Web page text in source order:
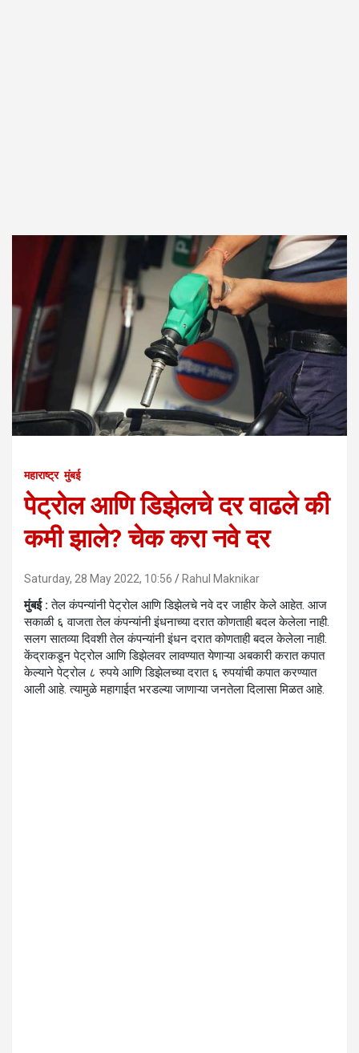
महाराष्ट्र मुंबई
पेट्रोल आणि डिझेलचे दर वाढले की
कमी झाले? चेक करा नवे दर
Saturday, 28 May 2022, 10:56 Rahul Maknikar
मुंबई : तेल कंपन्यांनी पेट्रोल आणि डिझेलचे नवे दर जाहीर केले आहेत. आज
सकाळी ६ वाजता तेल कंपन्यांनी इंधनाच्या दरात कोणताही बदल केलेला नाही.
सलग सातव्या दिवशी तेल कंपन्यांनी इंधन दरात कोणताही बदल केलेला नाही.
केंद्राकडून पेट्रोल आणि डिझेलवर लावण्यात येणाऱ्या अबकारी करात कपात
केल्याने पेट्रोल ८ रुपये आणि डिझेलच्या दरात ६ रुपयांची कपात करण्यात
आली आहे. त्यामुळे महागाईत भरडल्या जाणाऱ्या जनतेला दिलासा मिळत आहे.